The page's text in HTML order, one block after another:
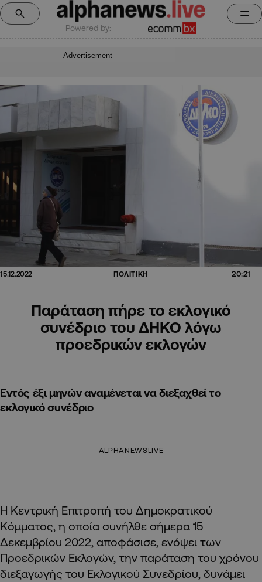
Powered by:
Advertisement
15.12.2022 ΠΟΛΙΤΙΚΗ 20:21
Παράταση πήρε το εκλογικό
συνέδριο του ΔΗΚΟ λόγω
προεδρικών εκλογών
Εντός έξι μηνών αναμένεται να διεξαχθεί το
εκλογικό συνέδριο
ALPHANEWSLIVE
Η Κεντρική Επιτροπή του Δημοκρατικού
Κόμματος, η οποία συνήλθε σήμερα 15
Δεκεμβρίου 2022, αποφάσισε, ενόψει των
Προεδρικών Εκλογών, την παράταση του χρόνου
διεξαγωγής του Εκλογικού Συνεδρίου, δυνάμει